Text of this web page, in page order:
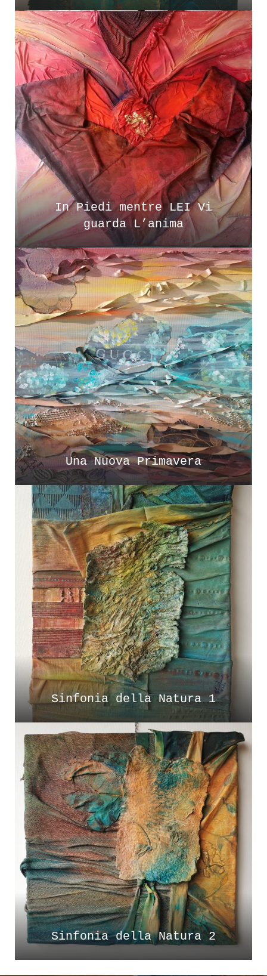
In Piedi mentre LEI Vi
guarda L’anima
Una Nuova Primavera
Sinfonia della Natura 1
Sinfonia della Natura 2